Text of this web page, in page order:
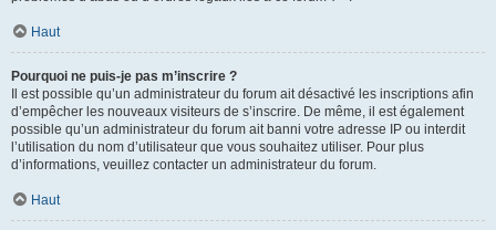
Haut
Pourquoi ne puis-je pas m’inscrire ?
Il est possible qu’un administrateur du forum ait désactivé les inscriptions afin
d’empêcher les nouveaux visiteurs de s’inscrire. De même, il est également
possible qu’un administrateur du forum ait banni votre adresse IP ou interdit
l’utilisation du nom d’utilisateur que vous souhaitez utiliser. Pour plus
d’informations, veuillez contacter un administrateur du forum.
Haut